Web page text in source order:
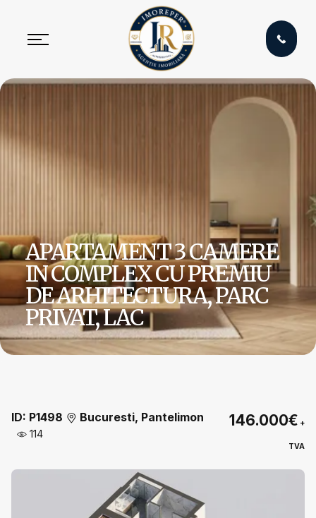
APARTAMENT 3 CAMERE
IN COMPLEX CU PREMIU
DE ARHITECTURA, PARC
PRIVAT, LAC
ID: P1498 Bucuresti, Pantelimon
114
146.000€ +
TVA